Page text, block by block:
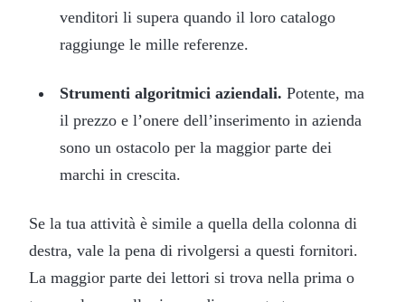
venditori li supera quando il loro catalogo
raggiunge le mille referenze.
Strumenti algoritmici aziendali. Potente, ma
il prezzo e l’onere dell’inserimento in azienda
sono un ostacolo per la maggior parte dei
marchi in crescita.
Se la tua attività è simile a quella della colonna di
destra, vale la pena di rivolgersi a questi fornitori.
La maggior parte dei lettori si trova nella prima o